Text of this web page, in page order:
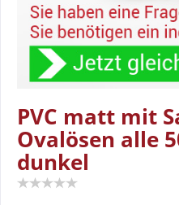
PVC matt mit
Ovalösen alle
dunkel